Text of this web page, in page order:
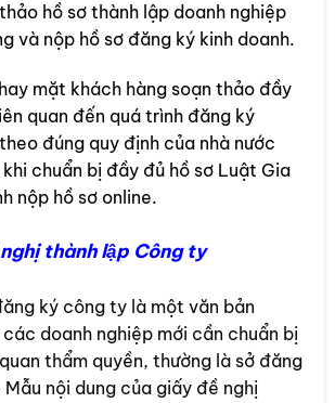
hồ sơ thành lập doanh nghiệp
và nộp hồ sơ đăng ký kinh doanh.
mặt khách hàng soạn thảo đầy
quan đến quá trình đăng ký
đúng quy định của nhà nước
khi chuẩn bị đầy đủ hồ sơ Luật Gia
nộp hồ sơ online.
thành lập Công ty
ký công ty là một văn bản
doanh nghiệp mới cần chuẩn bị
thẩm quyền, thường là sở đăng
Mẫu nội dung của giấy đề nghị